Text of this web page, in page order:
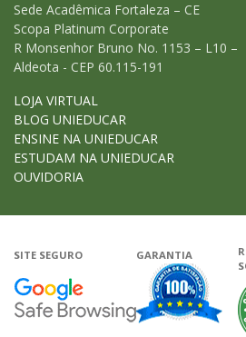
Sede Acadêmica Fortaleza – CE
Scopa Platinum Corporate
R Monsenhor Bruno No. 1153 – L10 –
Aldeota - CEP 60.115-191
LOJA VIRTUAL
BLOG UNIEDUCAR
ENSINE NA UNIEDUCAR
ESTUDAM NA UNIEDUCAR
OUVIDORIA
SITE SEGURO
Google
GARANTIA